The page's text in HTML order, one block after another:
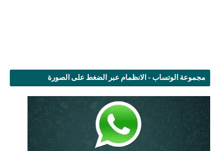
مجموعة الوتساب - الانظمام عبر الضغط على الصورة